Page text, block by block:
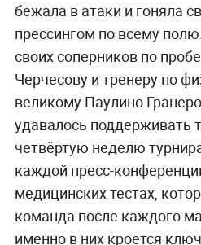
бежала в атаки и гоняла
прессингом по всему
своих соперников по
Черчесову и тренеру по
великому Паулино
удавалось поддерживать
четвёртую неделю
каждой пресс-
медицинских тестах,
команда после каждого
именно в них кроется